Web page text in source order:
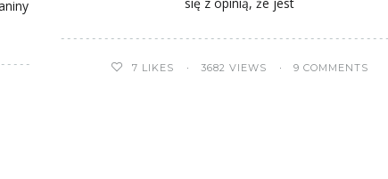
się z opinią, że jest
7 LIKES 3682 VIEWS 9 COMMENTS